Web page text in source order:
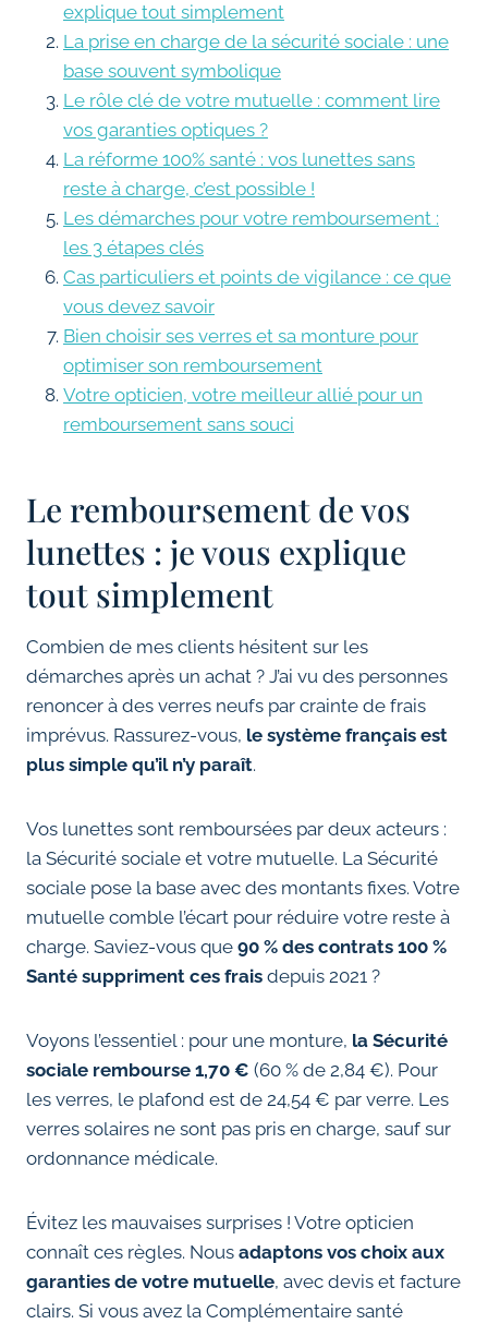
explique tout simplement
La prise en charge de la sécurité sociale : une
base souvent symbolique
Le rôle clé de votre mutuelle : comment lire
vos garanties optiques ?
La réforme 100% santé : vos lunettes sans
reste à charge, c’est possible !
Les démarches pour votre remboursement :
les 3 étapes clés
Cas particuliers et points de vigilance : ce que
vous devez savoir
Bien choisir ses verres et sa monture pour
optimiser son remboursement
Votre opticien, votre meilleur allié pour un
remboursement sans souci
Le remboursement de vos
lunettes : je vous explique
tout simplement
Combien de mes clients hésitent sur les
démarches après un achat ? J’ai vu des personnes
renoncer à des verres neufs par crainte de frais
imprévus. Rassurez-vous, le système français est
plus simple qu’il n’y paraît.
Vos lunettes sont remboursées par deux acteurs :
la Sécurité sociale et votre mutuelle. La Sécurité
sociale pose la base avec des montants fixes. Votre
mutuelle comble l’écart pour réduire votre reste à
charge. Saviez-vous que 90 % des contrats 100 %
Santé suppriment ces frais depuis 2021 ?
Voyons l’essentiel : pour une monture, la Sécurité
sociale rembourse 1,70 € (60 % de 2,84 €). Pour
les verres, le plafond est de 24,54 € par verre. Les
verres solaires ne sont pas pris en charge, sauf sur
ordonnance médicale.
Évitez les mauvaises surprises ! Votre opticien
connaît ces règles. Nous adaptons vos choix aux
garanties de votre mutuelle, avec devis et facture
clairs. Si vous avez la Complémentaire santé